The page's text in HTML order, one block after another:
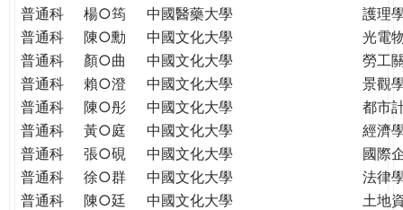
普通科
楊○筠 中國醫藥大學
護理
普通科
陳○勳 中國文化大學
光電
普通科
顏○曲 中國文化大學
勞工
普通科
賴○澄 中國文化大學
景觀
普通科
陳○彤 中國文化大學
都市
普通科
黃○庭 中國文化大學
經濟
普通科
張○硯 中國文化大學
國際
普通科
徐○群 中國文化大學
法律
普通科
陳○廷 中國文化大學
土地